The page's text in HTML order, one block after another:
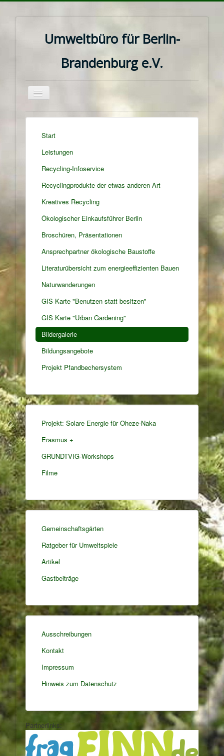
Umweltbüro für Berlin-
Brandenburg e.V.
Navigation
Start
Leistungen
Recycling-Infoservice
Recyclingprodukte der etwas anderen Art
Kreatives Recycling
Ökologischer Einkaufsführer Berlin
Broschüren, Präsentationen
Ansprechpartner ökologische Baustoffe
Literaturübersicht zum energieeffizienten Bauen
Naturwanderungen
GIS Karte "Benutzen statt besitzen"
GIS Karte "Urban Gardening"
Bildergalerie
Bildungsangebote
Projekt Pfandbechersystem
Projekt: Solare Energie für Oheze-Naka
Erasmus +
GRUNDTVIG-Workshops
Filme
Gemeinschaftsgärten
Ratgeber für Umweltspiele
Artikel
Gastbeiträge
Ausschreibungen
Kontakt
Impressum
Hinweis zum Datenschutz
Partnerlinks: